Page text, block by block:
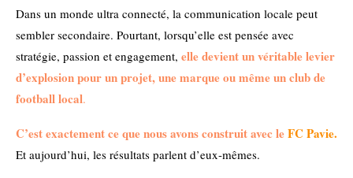
Dans un monde ultra connecté, la communication locale peut
sembler secondaire. Pourtant, lorsqu’elle est pensée avec
stratégie, passion et engagement, elle devient un véritable levier
d’explosion pour un projet, une marque ou même un club de
football local.
C’est exactement ce que nous avons construit avec leFC Pavie.
Et aujourd’hui, les résultats parlent d’eux-mêmes.